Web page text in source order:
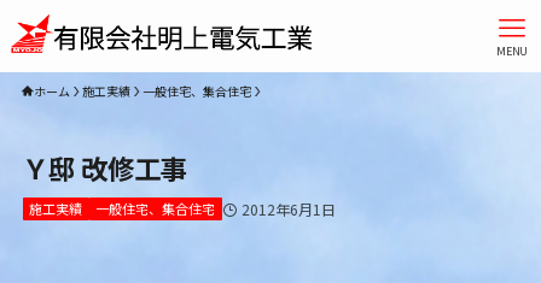
MENU
ホーム 施工実績 一般住宅、集合住宅
Ｙ邸 改修工事
施工実績 一般住宅、集合住宅 2012年6月1日